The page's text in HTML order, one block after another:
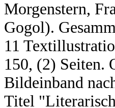
Morgenstern,
Gogol).
11
150, (2) Seiten.
Bildeinband
Titel